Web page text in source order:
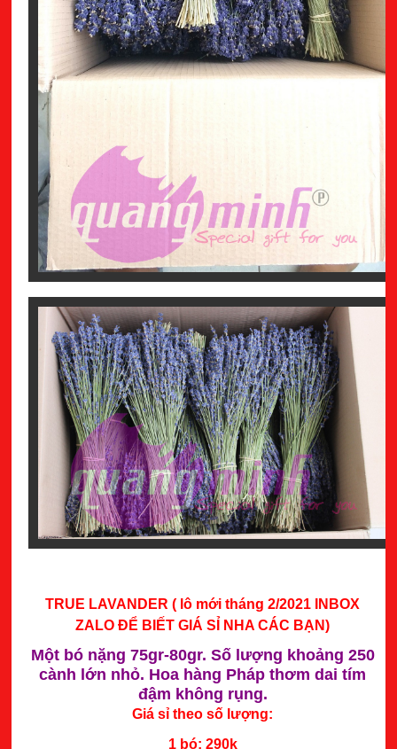
TRUE LAVANDER ( lô mới tháng 2/2021
INBOX
ZALO ĐỂ BIẾT GIÁ SỈ NHA CÁC BẠN)
Một bó nặng 75gr-80gr. Số lượng khoảng 250
cành lớn nhỏ. Hoa hàng Pháp thơm dai tím
đậm không rụng.
Giá sỉ theo số lượng:
1 bó: 290k